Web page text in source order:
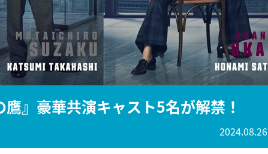
』豪華共演キャスト5名が解禁！
2024.08.26